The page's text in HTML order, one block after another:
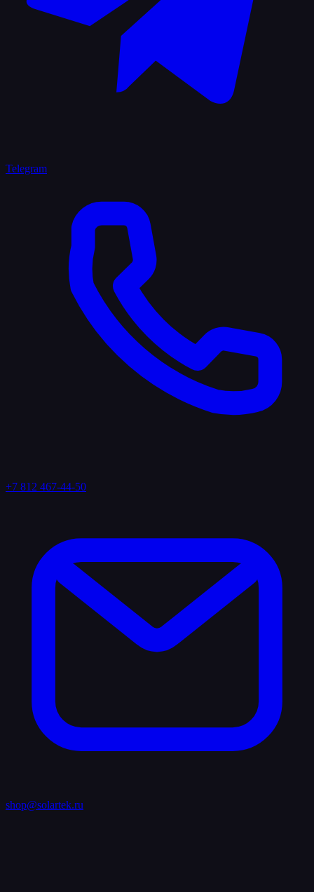
Telegram
+7 812 467-44-50
shop@solartek.ru